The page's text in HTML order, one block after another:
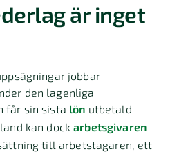
är inget
jobbar
den lagenliga
får sin sista lön utbetald
kan dockarbetsgivaren
till arbetstagaren, ett